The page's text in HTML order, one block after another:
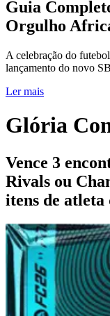
Guia
Orgulho
A celebração do
lançamento do novo
Ler mais
Glória
Vence 3
Rivals ou
itens de